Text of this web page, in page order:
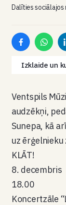
Dalīties sociālajos
Izklaide un
Ventspils
audzēkņi,
Sunepa, kā
uz ērģelnieku
KLĀT!
8. decembris
18.00
Koncertzāle